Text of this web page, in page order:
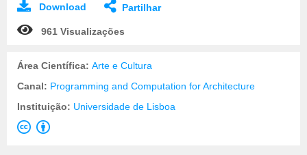
Download Partilhar
961 Visualizações
Área Científica: Arte e Cultura
Canal: Programming and Computation for Architecture
Instituição: Universidade de Lisboa